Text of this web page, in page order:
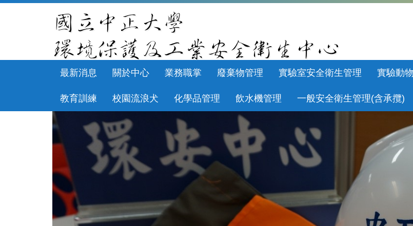
容
最新消息 關於中心 業務職掌 廢棄物管理 實驗室安全衛生管理 實驗動
教育訓練 校園流浪犬 化學品管理 飲水機管理 一般安全衛生管理(含承攬)